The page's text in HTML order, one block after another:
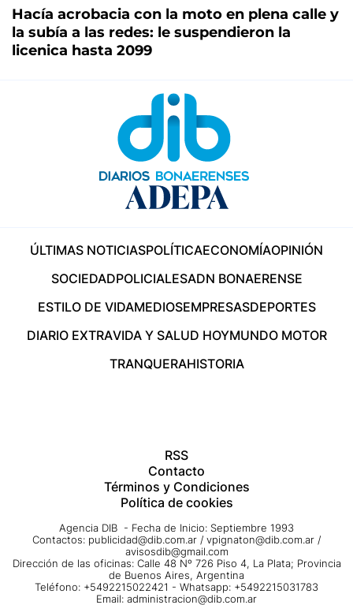
Hacía acrobacia con la moto en plena calle y
la subía a las redes: le suspendieron la
licenica hasta 2099
ÚLTIMAS NOTICIASPOLÍTICAECONOMÍAOPINIÓN
SOCIEDADPOLICIALESADN BONAERENSE
ESTILO DE VIDAMEDIOSEMPRESASDEPORTES
DIARIO EXTRAVIDA Y SALUD HOYMUNDO MOTOR
TRANQUERAHISTORIA
RSS
Contacto
Términos y Condiciones
Política de cookies
Agencia DIB - Fecha de Inicio: Septiembre 1993
Contactos: publicidad@dib.com.ar / vpignaton@dib.com.ar /
avisosdib@gmail.com
Dirección de las oficinas: Calle 48 Nº 726 Piso 4, La Plata; Provincia
de Buenos Aires, Argentina
Teléfono: +5492215022421 - Whatsapp: +5492215031783
Email: administracion@dib.com.ar